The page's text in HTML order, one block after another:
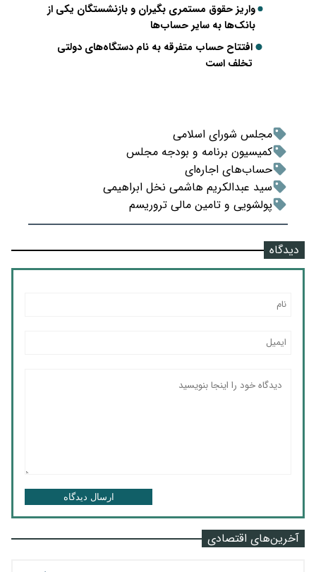
واریز حقوق مستمری بگیران و بازنشستگان یکی از
بانک‌ها به سایر حساب‌ها
افتتاح حساب متفرقه به نام دستگاه‌های دولتی
تخلف است
مجلس شورای اسلامی
کمیسیون برنامه و بودجه مجلس
حساب‌های اجاره‌ای
سید عبدالکریم هاشمی نخل ابراهیمی
پولشویی و تامین مالی تروریسم
دیدگاه
ارسال دیدگاه
آخرین‌های اقتصادی